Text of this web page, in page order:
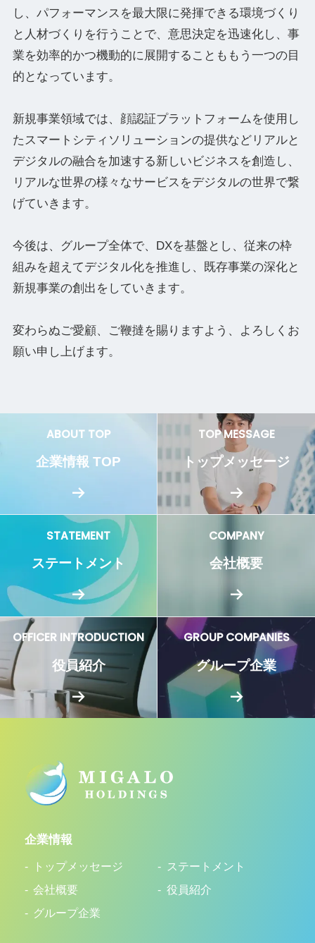
し、パフォーマンスを最大限に発揮できる環境づくり
と人材づくりを行うことで、意思決定を迅速化し、事
業を効率的かつ機動的に展開することももう一つの目
的となっています。
新規事業領域では、顔認証プラットフォームを使用し
たスマートシティソリューションの提供などリアルと
デジタルの融合を加速する新しいビジネスを創造し、
リアルな世界の様々なサービスをデジタルの世界で繋
げていきます。
今後は、グループ全体で、DXを基盤とし、従来の枠
組みを超えてデジタル化を推進し、既存事業の深化と
新規事業の創出をしていきます。
変わらぬご愛顧、ご鞭撻を賜りますよう、よろしくお
願い申し上げます。
ABOUT TOP
企業情報 TOP
TOP MESSAGE
トップメッセージ
STATEMENT
ステートメント
COMPANY
会社概要
OFFICER INTRODUCTION
役員紹介
GROUP COMPANIES
グループ企業
企業情報
トップメッセージ
ステートメント
会社概要
役員紹介
グループ企業